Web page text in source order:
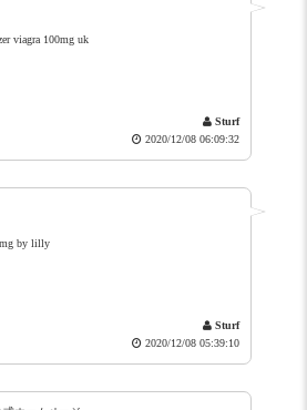
viagra 100mg uk
Sturf
2020/12/08 06:09:32
by lilly
Sturf
2020/12/08 05:39:10